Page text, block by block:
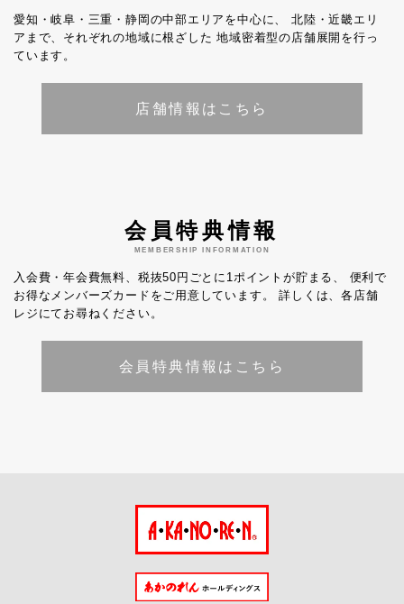
愛知・岐阜・三重・静岡の中部エリアを中心に、
北陸・近畿エリ
アまで、それぞれの地域に根ざした 地域密着型の店舗展開を行っ
ています。
店舗情報はこちら
会員特典情報
MEMBERSHIP INFORMATION
入会費・年会費無料、税抜50円ごとに1ポイントが貯まる、
便利で
お得なメンバーズカードをご用意しています。
詳しくは、各店舗
レジにてお尋ねください。
会員特典情報はこちら